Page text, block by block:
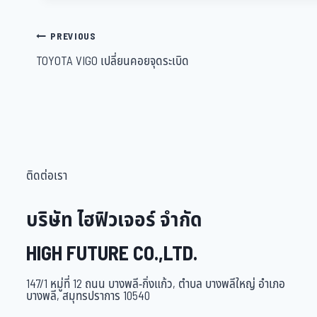
PREVIOUS
TOYOTA VIGO เปลี่ยนคอยจุดระเบิด
ติดต่อเรา
บริษัท ไฮฟิวเจอร์ จำกัด
HIGH FUTURE CO.,LTD.
147/1 หมู่ที่ 12 ถนน บางพลี-กิ่งแก้ว, ตำบล บางพลีใหญ่ อำเภอ
บางพลี, สมุทรปราการ 10540